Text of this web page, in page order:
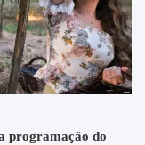
programação do